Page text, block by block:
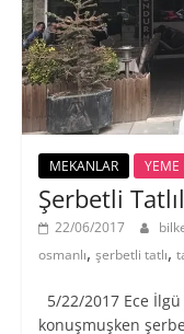
MEKANLAR YEME
Şerbetli
22/06/2017
osmanlı, şerbetli tatlı,
5/22/2017 Ece
konuşmuşken